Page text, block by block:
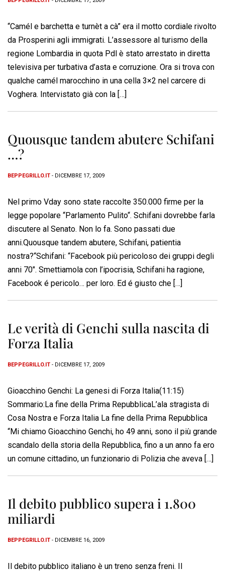
“Camél e barchetta e turnèt a cà” era il motto cordiale rivolto
da Prosperini agli immigrati. L’assessore al turismo della
regione Lombardia in quota Pdl è stato arrestato in diretta
televisiva per turbativa d’asta e corruzione. Ora si trova con
qualche camél marocchino in una cella 3×2 nel carcere di
Voghera. Intervistato già con la […]
Quousque tandem abutere Schifani
…?
BEPPEGRILLO.IT - DICEMBRE 17, 2009
Nel primo Vday sono state raccolte 350.000 firme per la
legge popolare “Parlamento Pulito“. Schifani dovrebbe farla
discutere al Senato. Non lo fa. Sono passati due
anni.Quousque tandem abutere, Schifani, patientia
nostra?“Schifani: “Facebook più pericoloso dei gruppi degli
anni 70″. Smettiamola con l’ipocrisia, Schifani ha ragione,
Facebook é pericolo… per loro. Ed é giusto che […]
Le verità di Genchi sulla nascita di
Forza Italia
BEPPEGRILLO.IT - DICEMBRE 17, 2009
Gioacchino Genchi: La genesi di Forza Italia(11:15)
Sommario:La fine della Prima RepubblicaL’ala stragista di
Cosa Nostra e Forza Italia La fine della Prima Repubblica
“Mi chiamo Gioacchino Genchi, ho 49 anni, sono il più grande
scandalo della storia della Repubblica, fino a un anno fa ero
un comune cittadino, un funzionario di Polizia che aveva […]
Il debito pubblico supera i 1.800
miliardi
BEPPEGRILLO.IT - DICEMBRE 16, 2009
Il debito pubblico italiano è un treno senza freni. Il